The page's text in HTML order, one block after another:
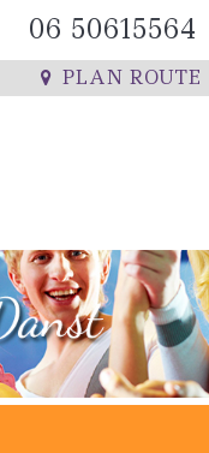
06 50615564
PLAN ROUTE